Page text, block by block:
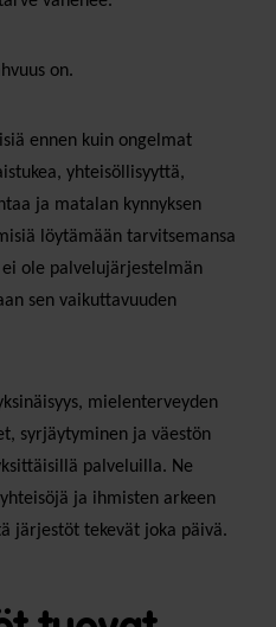
on.
ennen kuin ongelmat
yhteisöllisyyttä,
ja matalan kynnyksen
löytämään tarvitsemansa
ei ole palvelujärjestelmän
sen vaikuttavuuden
mielenterveyden
syrjäytyminen ja väestön
palveluilla. Ne
ja ihmisten arkeen
järjestöt tekevät joka päivä.